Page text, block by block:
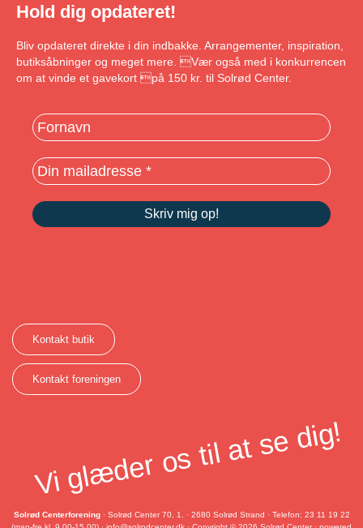
Hold dig opdateret!
Bliv opdateret direkte i din indbakke. Arrangementer, inspiration,
butiksåbninger og meget mere. Vær også med i konkurrencen
om at vinde et gavekort på 150 kr. til Solrød Center.
Kontakt butik
Kontakt foreningen
Vi glæder os til at se dig!
Solrød Centerforening· Solrød Center 70, 1. · 2680 Solrød Strand · Telefon: 23 11 19 22